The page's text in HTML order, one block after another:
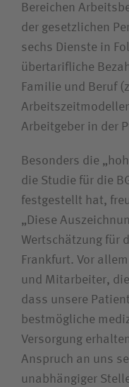
Bereichen
der gesetzlichen
sechs Dienste in
übertarifliche
Familie und Beruf
Arbeitgeber in der
Besonders die
die Studie für die
festgestellt hat,
„Diese
Wertschätzung für
Frankfurt. Vor
und Mitarbeiter,
dass unsere
bestmögliche
Versorgung
Anspruch an uns
unabhängiger